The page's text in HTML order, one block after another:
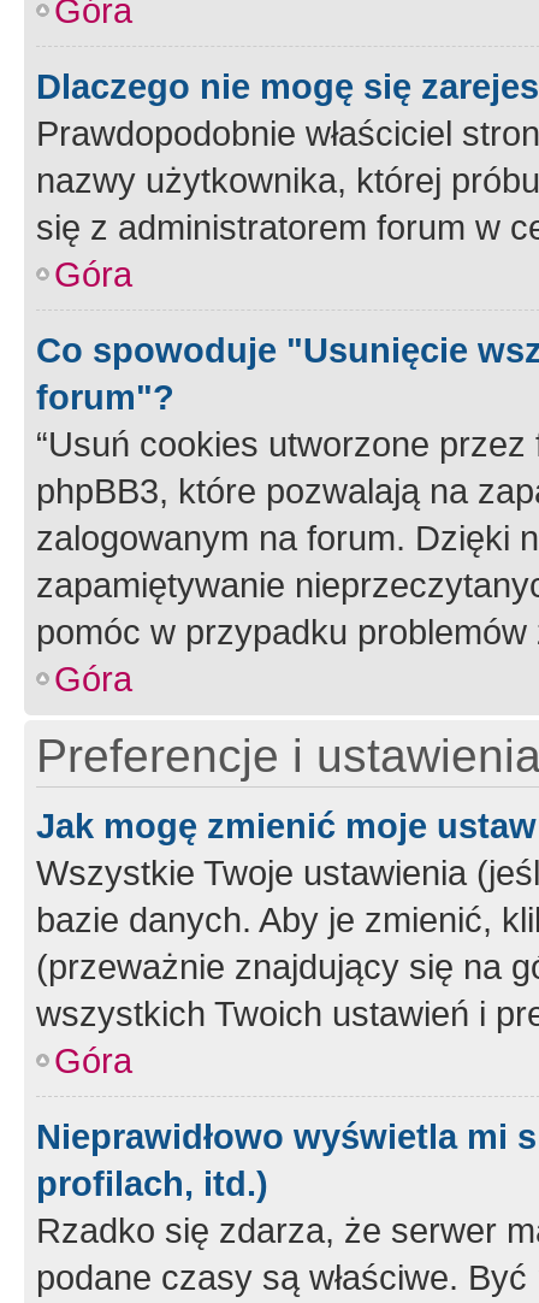
Góra
Dlaczego nie mogę się
Prawdopodobnie właściciel
nazwy użytkownika, której
się z administratorem forum w
Góra
Co spowoduje "Usunięcie
forum"?
“Usuń cookies utworzone
phpBB3, które pozwalają na
zalogowanym na forum. Dzięki
zapamiętywanie
pomóc w przypadku
Góra
Preferencje i
Jak mogę zmienić moje
Wszystkie Twoje ustawienia
bazie danych. Aby je zmienić,
(przeważnie znajdujący się na
wszystkich Twoich ustawień i
Góra
Nieprawidłowo wyświetla mi
profilach, itd.)
Rzadko się zdarza, że serwer
podane czasy są właściwe.